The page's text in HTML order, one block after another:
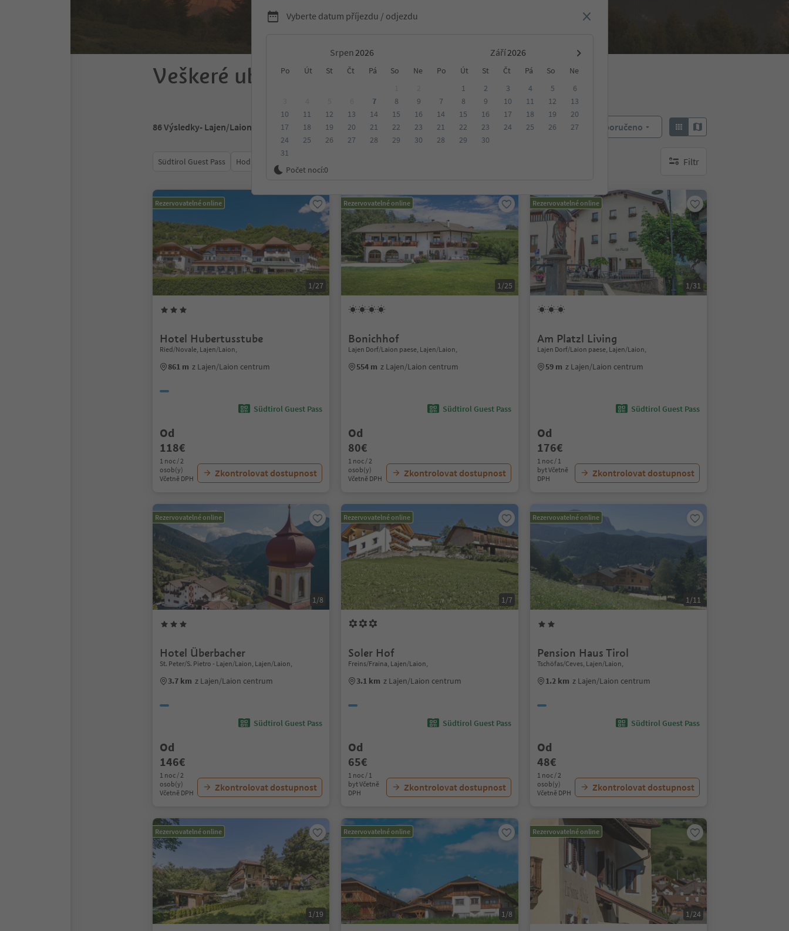
Vyberte datum příjezdu / odjezdu
Srpen Září
Po Út St Čt Pá So Ne Po Út St Čt Pá So
Ne
7 8
9
10
11 12 13 14 15
16
17
18 19 20 21 22
23
24
25 26 27 28 29
30
31
1 2 3 4 5
6
7
8 9 10 11 12
13
14
15 16 17 18 19
20
21
22 23 24 25 26
27
28
29 30
Počet nocí:0
Veškeré ubytování v Lajen/Laion
86Výsledky- Lajen/Laion Objednat: Doporučeno
Südtirol Guest Pass Hodnocení Filtr
brak aktywnych filtrów
Rezervovatelné online
1/27
Hotel Hubertusstube
Ried/Novale, Lajen/Laion,
861 m z Lajen/Laion centrum
Südtirol Guest Pass
Od
118€
1 noc / 2
osob(y)
Včetně DPH
Zkontrolovat dostupnost
Rezervovatelné online
1/25
Bonichhof
Lajen Dorf/Laion paese, Lajen/Laion,
554 m z Lajen/Laion centrum
Südtirol Guest Pass
Od
80€
1 noc / 2
osob(y)
Včetně DPH
Zkontrolovat dostupnost
Rezervovatelné online
1/31
Am Platzl Living
Lajen Dorf/Laion paese, Lajen/Laion,
59 m z Lajen/Laion centrum
Südtirol Guest Pass
Od
176€
1 noc / 1
byt Včetně
DPH
Zkontrolovat dostupnost
Rezervovatelné online
1/8
Hotel Überbacher
St. Peter/S. Pietro - Lajen/Laion, Lajen/Laion,
3.7 km z Lajen/Laion centrum
Südtirol Guest Pass
Od
146€
1 noc / 2
osob(y)
Včetně DPH
Zkontrolovat dostupnost
Rezervovatelné online
1/7
Soler Hof
Freins/Fraina, Lajen/Laion,
3.1 km z Lajen/Laion centrum
Südtirol Guest Pass
Od
65€
1 noc / 1
byt Včetně
DPH
Zkontrolovat dostupnost
Rezervovatelné online
1/11
Pension Haus Tirol
Tschöfas/Ceves, Lajen/Laion,
1.2 km z Lajen/Laion centrum
Südtirol Guest Pass
Od
48€
1 noc / 2
osob(y)
Včetně DPH
Zkontrolovat dostupnost
Rezervovatelné online
1/19
Rezervovatelné online
1/8
Rezervovatelné online
1/24